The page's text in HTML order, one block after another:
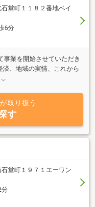
堂町１１８２番地ベイ
6分
事業を開始させていただき
済、地域の実情、これから
だき、進め方をお客様と
かりやすく説明させてい
いただきます。当店は完
となります。 また、お
のために訪問もさせていた
さいませ。
取り扱う
す
堂町１９７１エーワン
分